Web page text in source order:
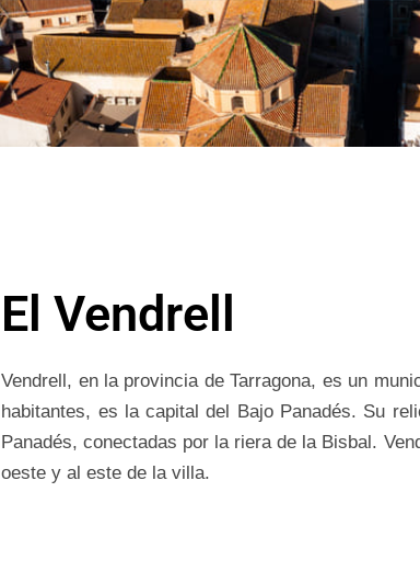
El Vendrell
Vendrell, en la provincia de Tarragona, es un
habitantes, es la capital del Bajo Panadés. Su
Panadés, conectadas por la riera de la Bisbal.
oeste y al este de la villa.